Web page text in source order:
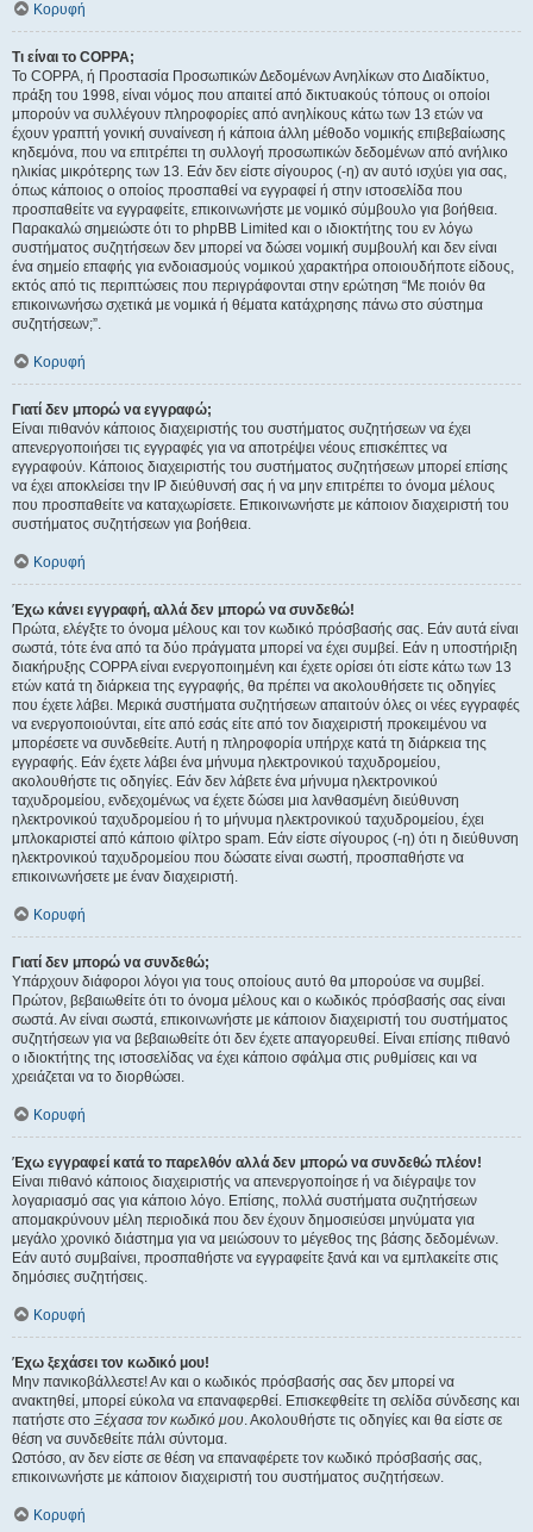
Κορυφή
Τι είναι το COPPA;
Το COPPA, ή Προστασία Προσωπικών Δεδομένων Ανηλίκων στο Διαδίκτυο,
πράξη του 1998, είναι νόμος που απαιτεί από δικτυακούς τόπους οι οποίοι
μπορούν να συλλέγουν πληροφορίες από ανηλίκους κάτω των 13 ετών να
έχουν γραπτή γονική συναίνεση ή κάποια άλλη μέθοδο νομικής επιβεβαίωσης
κηδεμόνα, που να επιτρέπει τη συλλογή προσωπικών δεδομένων από ανήλικο
ηλικίας μικρότερης των 13. Εάν δεν είστε σίγουρος (-η) αν αυτό ισχύει για σας,
όπως κάποιος ο οποίος προσπαθεί να εγγραφεί ή στην ιστοσελίδα που
προσπαθείτε να εγγραφείτε, επικοινωνήστε με νομικό σύμβουλο για βοήθεια.
Παρακαλώ σημειώστε ότι το phpBB Limited και ο ιδιοκτήτης του εν λόγω
συστήματος συζητήσεων δεν μπορεί να δώσει νομική συμβουλή και δεν είναι
ένα σημείο επαφής για ενδοιασμούς νομικού χαρακτήρα οποιουδήποτε είδους,
εκτός από τις περιπτώσεις που περιγράφονται στην ερώτηση “Με ποιόν θα
επικοινωνήσω σχετικά με νομικά ή θέματα κατάχρησης πάνω στο σύστημα
συζητήσεων;”.
Κορυφή
Γιατί δεν μπορώ να εγγραφώ;
Είναι πιθανόν κάποιος διαχειριστής του συστήματος συζητήσεων να έχει
απενεργοποιήσει τις εγγραφές για να αποτρέψει νέους επισκέπτες να
εγγραφούν. Κάποιος διαχειριστής του συστήματος συζητήσεων μπορεί επίσης
να έχει αποκλείσει την IP διεύθυνσή σας ή να μην επιτρέπει το όνομα μέλους
που προσπαθείτε να καταχωρίσετε. Επικοινωνήστε με κάποιον διαχειριστή του
συστήματος συζητήσεων για βοήθεια.
Κορυφή
Έχω κάνει εγγραφή, αλλά δεν μπορώ να συνδεθώ!
Πρώτα, ελέγξτε το όνομα μέλους και τον κωδικό πρόσβασής σας. Εάν αυτά είναι
σωστά, τότε ένα από τα δύο πράγματα μπορεί να έχει συμβεί. Εάν η υποστήριξη
διακήρυξης COPPA είναι ενεργοποιημένη και έχετε ορίσει ότι είστε κάτω των 13
ετών κατά τη διάρκεια της εγγραφής, θα πρέπει να ακολουθήσετε τις οδηγίες
που έχετε λάβει. Μερικά συστήματα συζητήσεων απαιτούν όλες οι νέες εγγραφές
να ενεργοποιούνται, είτε από εσάς είτε από τον διαχειριστή προκειμένου να
μπορέσετε να συνδεθείτε. Αυτή η πληροφορία υπήρχε κατά τη διάρκεια της
εγγραφής. Εάν έχετε λάβει ένα μήνυμα ηλεκτρονικού ταχυδρομείου,
ακολουθήστε τις οδηγίες. Εάν δεν λάβετε ένα μήνυμα ηλεκτρονικού
ταχυδρομείου, ενδεχομένως να έχετε δώσει μια λανθασμένη διεύθυνση
ηλεκτρονικού ταχυδρομείου ή το μήνυμα ηλεκτρονικού ταχυδρομείου, έχει
μπλοκαριστεί από κάποιο φίλτρο spam. Εάν είστε σίγουρος (-η) ότι η διεύθυνση
ηλεκτρονικού ταχυδρομείου που δώσατε είναι σωστή, προσπαθήστε να
επικοινωνήσετε με έναν διαχειριστή.
Κορυφή
Γιατί δεν μπορώ να συνδεθώ;
Υπάρχουν διάφοροι λόγοι για τους οποίους αυτό θα μπορούσε να συμβεί.
Πρώτον, βεβαιωθείτε ότι το όνομα μέλους και ο κωδικός πρόσβασής σας είναι
σωστά. Αν είναι σωστά, επικοινωνήστε με κάποιον διαχειριστή του συστήματος
συζητήσεων για να βεβαιωθείτε ότι δεν έχετε απαγορευθεί. Είναι επίσης πιθανό
ο ιδιοκτήτης της ιστοσελίδας να έχει κάποιο σφάλμα στις ρυθμίσεις και να
χρειάζεται να το διορθώσει.
Κορυφή
Έχω εγγραφεί κατά το παρελθόν αλλά δεν μπορώ να συνδεθώ πλέον!
Είναι πιθανό κάποιος διαχειριστής να απενεργοποίησε ή να διέγραψε τον
λογαριασμό σας για κάποιο λόγο. Επίσης, πολλά συστήματα συζητήσεων
απομακρύνουν μέλη περιοδικά που δεν έχουν δημοσιεύσει μηνύματα για
μεγάλο χρονικό διάστημα για να μειώσουν το μέγεθος της βάσης δεδομένων.
Εάν αυτό συμβαίνει, προσπαθήστε να εγγραφείτε ξανά και να εμπλακείτε στις
δημόσιες συζητήσεις.
Κορυφή
Έχω ξεχάσει τον κωδικό μου!
Μην πανικοβάλλεστε! Αν και ο κωδικός πρόσβασής σας δεν μπορεί να
ανακτηθεί, μπορεί εύκολα να επαναφερθεί. Επισκεφθείτε τη σελίδα σύνδεσης και
πατήστε στο Ξέχασα τον κωδικό μου. Ακολουθήστε τις οδηγίες και θα είστε σε
θέση να συνδεθείτε πάλι σύντομα.
Ωστόσο, αν δεν είστε σε θέση να επαναφέρετε τον κωδικό πρόσβασής σας,
επικοινωνήστε με κάποιον διαχειριστή του συστήματος συζητήσεων.
Κορυφή